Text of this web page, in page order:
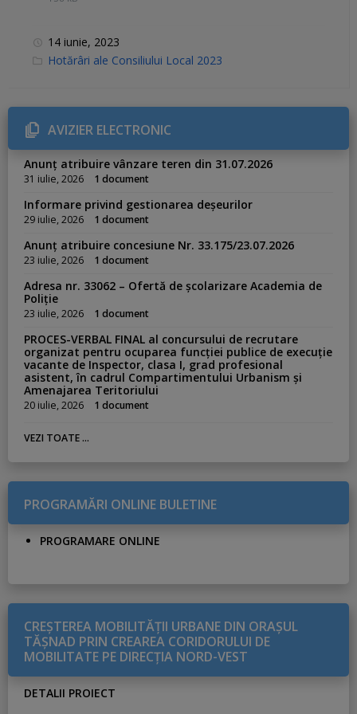
14 iunie, 2023
C
r
i
e
s
Hotărâri ale Consiliului Local 2023
AVIZIER ELECTRONIC
Anunț atribuire vânzare teren din 31.07.2026
31 iulie, 2026 1 document
Informare privind gestionarea deșeurilor
29 iulie, 2026 1 document
Anunț atribuire concesiune Nr. 33.175/23.07.2026
23 iulie, 2026 1 document
Adresa nr. 33062 – Ofertă de școlarizare Academia de
Poliție
23 iulie, 2026 1 document
PROCES-VERBAL FINAL al concursului de recrutare
organizat pentru ocuparea funcției publice de execuție
vacante de Inspector, clasa I, grad profesional
asistent, în cadrul Compartimentului Urbanism și
Amenajarea Teritoriului
20 iulie, 2026 1 document
VEZI TOATE ...
PROGRAMĂRI ONLINE BULETINE
PROGRAMARE ONLINE
CREŞTEREA MOBILITĂŢII URBANE DIN ORAŞUL
TĂŞNAD PRIN CREAREA CORIDORULUI DE
MOBILITATE PE DIRECŢIA NORD-VEST
DETALII PROIECT